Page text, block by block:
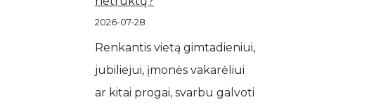
2026-07-28
Renkantis vietą gimtadieniui,
jubiliejui, įmonės vakarėliui
ar kitai progai, svarbu galvoti